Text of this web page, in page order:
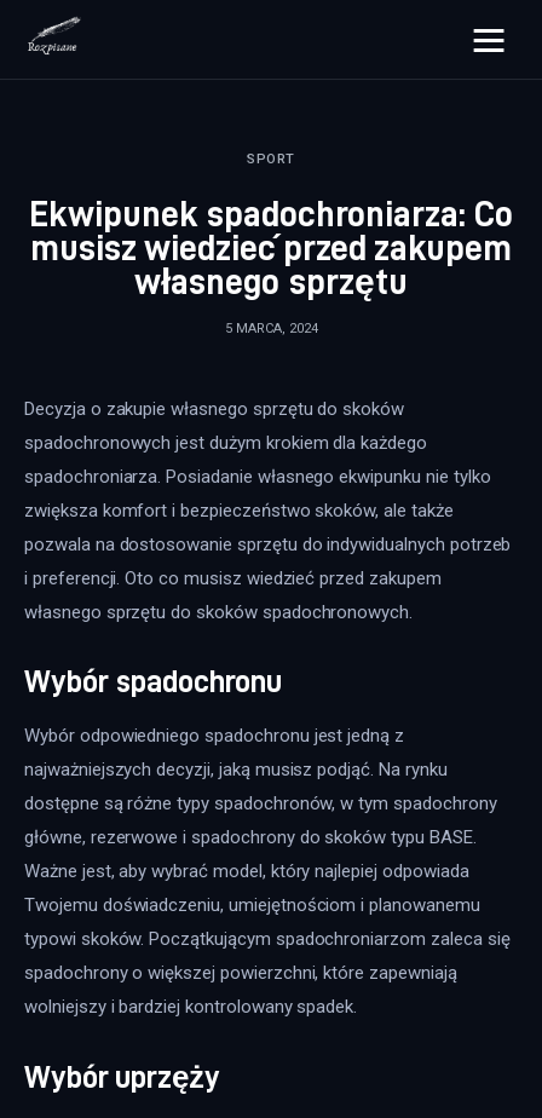
rozpisane.pl
Zdrowie
Uroda
Więcej
SPORT
Ekwipunek spadochroniarza: Co
musisz wiedzieć przed zakupem
własnego sprzętu
5 MARCA, 2024
Decyzja o zakupie własnego sprzętu do skoków
spadochronowych jest dużym krokiem dla każdego
spadochroniarza. Posiadanie własnego ekwipunku nie tylko
zwiększa komfort i bezpieczeństwo skoków, ale także
pozwala na dostosowanie sprzętu do indywidualnych potrzeb
i preferencji. Oto co musisz wiedzieć przed zakupem
własnego sprzętu do skoków spadochronowych.
Wybór spadochronu
Wybór odpowiedniego spadochronu jest jedną z
najważniejszych decyzji, jaką musisz podjąć. Na rynku
dostępne są różne typy spadochronów, w tym spadochrony
główne, rezerwowe i spadochrony do skoków typu BASE.
Ważne jest, aby wybrać model, który najlepiej odpowiada
Twojemu doświadczeniu, umiejętnościom i planowanemu
typowi skoków. Początkującym spadochroniarzom zaleca się
spadochrony o większej powierzchni, które zapewniają
wolniejszy i bardziej kontrolowany spadek.
Wybór uprzęży